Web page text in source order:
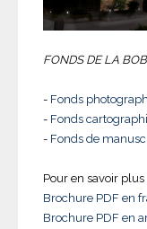
FONDS DE LA
- Fonds
- Fonds
- Fonds de
Pour en savoir plus
Brochure PDF en
Brochure PDF en